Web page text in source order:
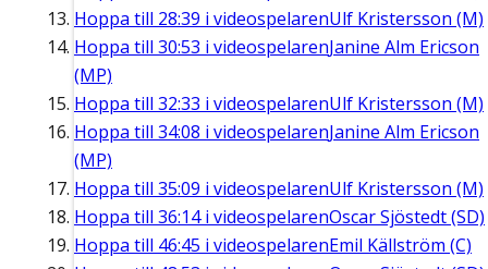
Hoppa till 28:39 i videospelarenUlf Kristersson (M)
Hoppa till 30:53 i videospelarenJanine Alm Ericson
(MP)
Hoppa till 32:33 i videospelarenUlf Kristersson (M)
Hoppa till 34:08 i videospelarenJanine Alm Ericson
(MP)
Hoppa till 35:09 i videospelarenUlf Kristersson (M)
Hoppa till 36:14i videospelarenOscar Sjöstedt (SD)
Hoppa till 46:45 i videospelarenEmil Källström (C)